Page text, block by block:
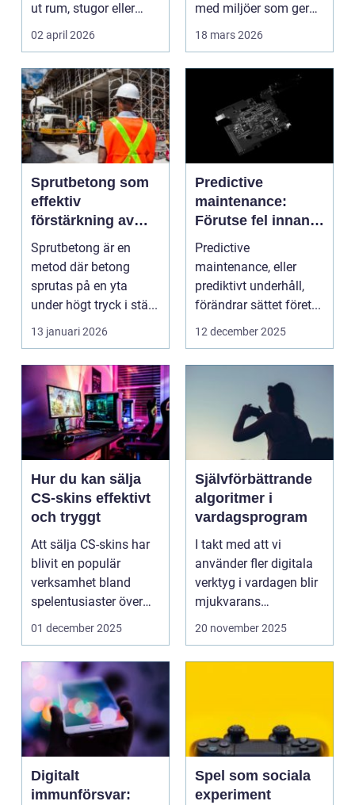
ut rum, stugor eller
andra objekt. När bok...
02 april 2026
med miljöer som ger
lugn, fokus...
18 mars 2026
Sprutbetong som
effektiv
förstärkning av
berg och betong
Sprutbetong är en
metod där betong
sprutas på en yta
under högt tryck i stä...
13 januari 2026
Predictive
maintenance:
Förutse fel innan
de uppstår med
hjälp av sensorer
Predictive
maintenance, eller
prediktivt underhåll,
förändrar sättet föret...
12 december 2025
Hur du kan sälja
CS-skins effektivt
och tryggt
Att sälja CS-skins har
blivit en populär
verksamhet bland
spelentusiaster över
hela v...
01 december 2025
Självförbättrande
algoritmer i
vardagsprogram
I takt med att vi
använder fler digitala
verktyg i vardagen blir
mjukvarans
anpassningsför...
20 november 2025
Digitalt
immunförsvar:
Spel som sociala
experiment